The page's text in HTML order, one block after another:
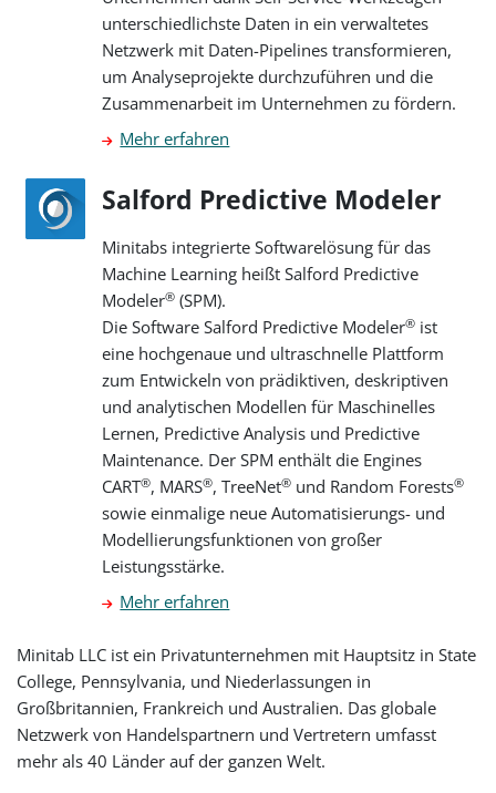
unterschiedlichste Daten in ein verwaltetes
Netzwerk mit Daten-Pipelines transformieren,
um Analyseprojekte durchzuführen und die
Zusammenarbeit im Unternehmen zu fördern.
Mehr erfahren
Salford Predictive Modeler
Minitabs integrierte Softwarelösung für das
Machine Learning heißt Salford Predictive
Modeler® (SPM).
Die Software Salford Predictive Modeler® ist
eine hochgenaue und ultraschnelle Plattform
zum Entwickeln von prädiktiven, deskriptiven
und analytischen Modellen für Maschinelles
Lernen, Predictive Analysis und Predictive
Maintenance. Der SPM enthält die Engines
CART®, MARS®, TreeNet® und Random Forests®
sowie einmalige neue Automatisierungs- und
Modellierungsfunktionen von großer
Leistungsstärke.
Mehr erfahren
Minitab LLC ist ein Privatunternehmen mit Hauptsitz in State
College, Pennsylvania, und Niederlassungen in
Großbritannien, Frankreich und Australien. Das globale
Netzwerk von Handelspartnern und Vertretern umfasst
mehr als 40 Länder auf der ganzen Welt.